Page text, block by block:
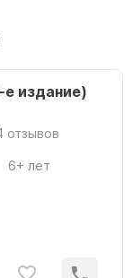
е издание)
отзывов
6+ лет